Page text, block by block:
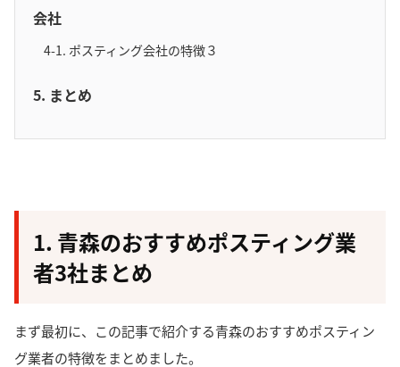
会社
4-1. ポスティング会社の特徴３
5. まとめ
1. 青森のおすすめポスティング業
者3社まとめ
まず最初に、この記事で紹介する青森のおすすめポスティン
グ業者の特徴をまとめました。